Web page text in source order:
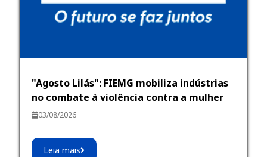
"Agosto Lilás": FIEMG mobiliza indústrias
no combate à violência contra a mulher
03/08/2026
Leia mais